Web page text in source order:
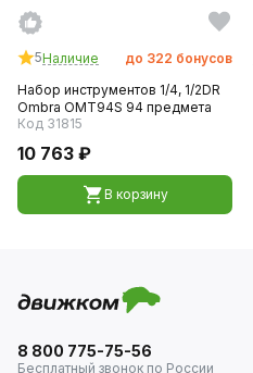
5Наличие до 322 бонусов
Набор инструментов 1/4, 1/2DR
Ombra ОМТ94S 94 предмета
Код 31815
10 763 ₽
В корзину
8 800 775-75-56
Бесплатный звонок по России